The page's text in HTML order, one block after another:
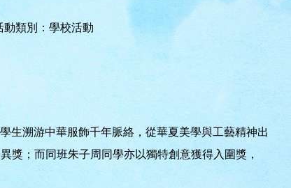
動類別：學校活動
生溯游中華服飾千年脈絡，從華夏美學與工藝精神出
獎；而同班朱子周同學亦以獨特創意獲得入圍獎，